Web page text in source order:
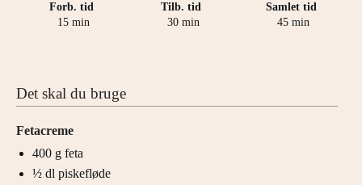
Forb. tid
15minutter
min
Tilb. tid
30minutter
min
Samlet tid
45minutter
min
Det skal du bruge
Fetacreme
400 g feta
½ dl piskefløde